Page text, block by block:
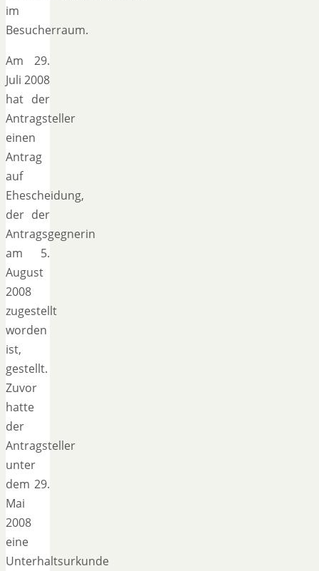
im
Besucherraum.
Am 29.
Juli 2008
hat der
Antragsteller
einen
Antrag
auf
Ehescheidung,
der der
Antragsgegnerin
am 5.
August
2008
zugestellt
worden
ist,
gestellt.
Zuvor
hatte
der
Antragsteller
unter
dem 29.
Mai
2008
eine
Unterhaltsurkunde